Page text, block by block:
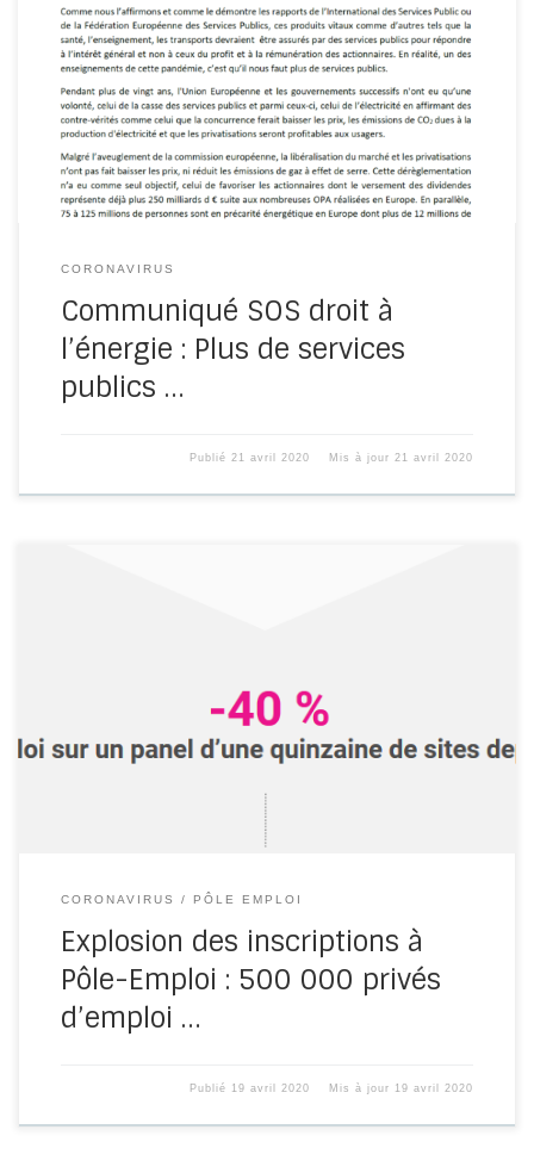
Pour SOS droit à l’énergie, nous considérons que l’accès à
l’énergie doit être un droit pour tous les habitants de […]
CORONAVIRUS
Communiqué SOS droit à
l’énergie : Plus de services
publics …
Publié21 avril 2020 Mis à jour21 avril 2020
La DARES vient de publier une étude sur le marché du
travail pendant la crise sanitaire : – Environ […]
CORONAVIRUS PÔLE EMPLOI
Explosion des inscriptions à
Pôle-Emploi : 500 000 privés
d’emploi …
Publié 19 avril 2020 Mis à jour 19 avril 2020